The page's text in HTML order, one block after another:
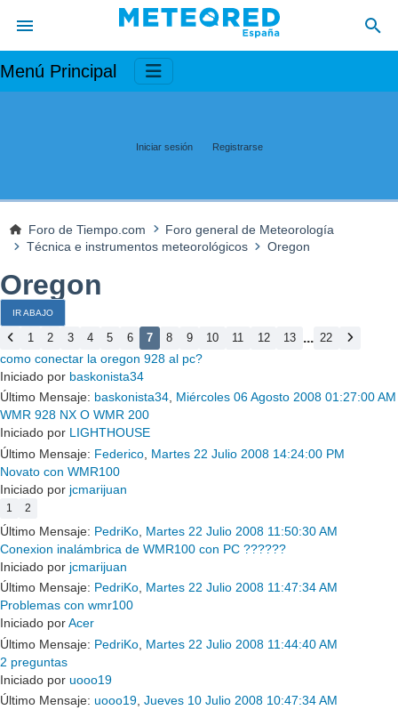
Menú Principal
Iniciar sesión Registrarse
Foro de Tiempo.com
Foro general de Meteorología
Técnica e instrumentos meteorológicos
Oregon
Oregon
IR ABAJO
1 2 3 4 5 6 7 8 9 10 11 12 13 ... 22
como conectar la oregon 928 al pc?
Iniciado por baskonista34
Último Mensaje: baskonista34, Miércoles 06 Agosto 2008 01:27:00 AM
WMR 928 NX O WMR 200
Iniciado por LIGHTHOUSE
Último Mensaje: Federico Martes 22 Julio 2008 14:24:00 PM
Novato con WMR100
Iniciado por jcmarijuan
1 2
Último Mensaje: PedriKo Martes 22 Julio 2008 11:50:30 AM
Conexion inalámbrica de WMR100 con PC ??????
Iniciado por jcmarijuan
Último Mensaje: PedriKo, Martes 22 Julio 2008 11:47:34 AM
Problemas con wmr100
Iniciado porAcer
Último Mensaje: PedriKo Martes 22 Julio 2008 11:44:40 AM
2 preguntas
Iniciado por uooo19
Último Mensaje: uooo19, Jueves 10 Julio 2008 10:47:34 AM